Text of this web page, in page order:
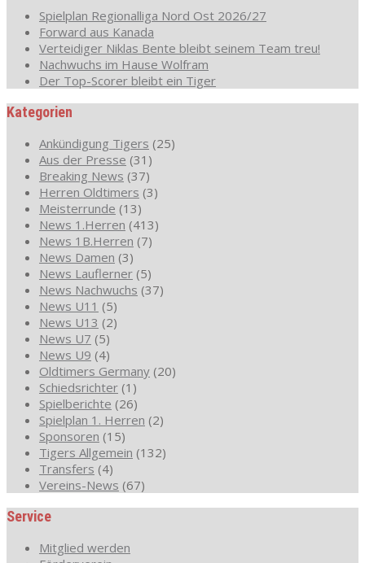
Spielplan Regionalliga Nord Ost 2026/27
Forward aus Kanada
Verteidiger Niklas Bente bleibt seinem Team treu!
Nachwuchs im Hause Wolfram
Der Top-Scorer bleibt ein Tiger
Kategorien
Ankündigung Tigers (25)
Aus der Presse (31)
Breaking News (37)
Herren Oldtimers (3)
Meisterrunde (13)
News 1.Herren (413)
News 1B.Herren (7)
News Damen (3)
News Lauflerner (5)
News Nachwuchs (37)
News U11 (5)
News U13 (2)
News U7 (5)
News U9 (4)
Oldtimers Germany (20)
Schiedsrichter (1)
Spielberichte (26)
Spielplan 1. Herren (2)
Sponsoren (15)
Tigers Allgemein (132)
Transfers (4)
Vereins-News (67)
Service
Mitglied werden